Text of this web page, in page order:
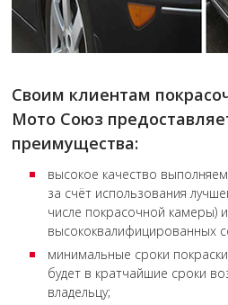
Своим клиентам
Мото Союз
преимущества:
высокое качество
за счёт использования
числе покрасочной камеры)
высококвалифицированных
минимальные сроки
будет в кратчайшие сроки
владельцу;